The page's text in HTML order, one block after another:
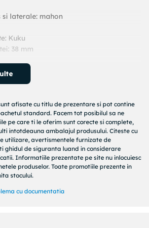
si laterale: mahon
Kuku
38 mm
al orificiului de sunet si logo-ul
afisate cu titlu de prezentare si pot contine
standard. Facem tot posibilul sa ne
pe care ti le oferim sunt corecte si complete,
intotdeauna ambalajul produsului. Citeste cu
utilizare, avertismentele furnizate de
ghidul de siguranta luand in considerare
Informatiile prezentate pe site nu inlocuiesc
produselor. Toate promotiile prezente in
stocului.
cu documentatia